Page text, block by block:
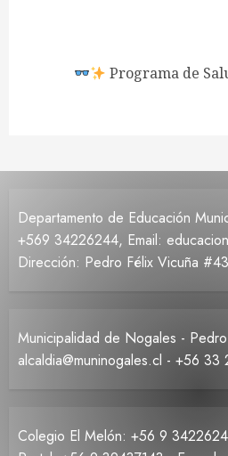
Siguiente
Programa de
Departamento de Educación
+569 34226244, Email:
Dirección: Pedro Félix Vicuña
Municipalidad de Nogales -
alcaldia@muninogales.cl - +56 33
Colegio El Melón: +56 9